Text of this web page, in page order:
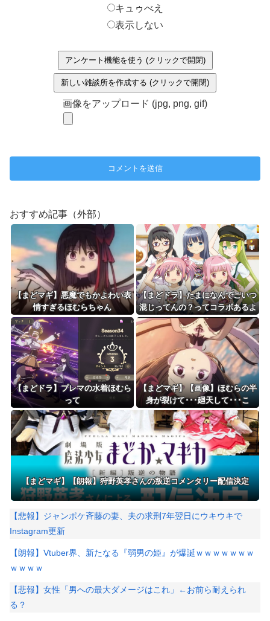
キュゥべえ
表示しない
アンケート機能を使う (クリックで開閉)
新しい雑談所を作成する (クリックで開閉)
画像をアップロード (jpg, png, gif)
おすすめ記事（外部）
【まどマギ】悪魔でもかよわい表
情すぎるほむらちゃん
【まどドラ】たまになんでこいつ
混じってんの？ってコラボあるよ
ね
【まどドラ】プレマの水着ほむら
って
【まどマギ】【画像】ほむらの半
身が裂けて･･･廻天して･･･こ
れ･･･
【まどマギ】【朗報】狩野英孝さんの叛逆コメンタリー配信決定
【悲報】ジャンポケ斉藤の妻、夫の求刑7年翌日にウキウキで
Instagram更新
【朗報】Vtuber界、新たなる『弱男の姫』が爆誕ｗｗｗｗｗｗｗ
ｗｗｗｗ
【悲報】女性「男への最大ダメージはこれ」←お前ら耐えられ
る？